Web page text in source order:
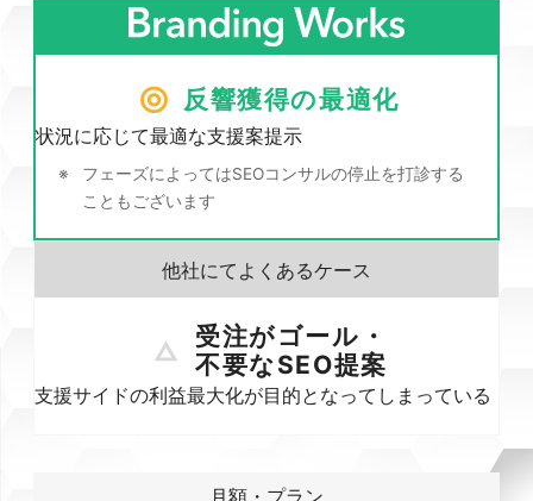
反響獲得の最適化
状況に応じて最適な支援案提示
フェーズによってはSEOコンサルの停止を打診する
こともございます
受注がゴール・
不要なSEO提案
支援サイドの利益最大化が目的となってしまっている